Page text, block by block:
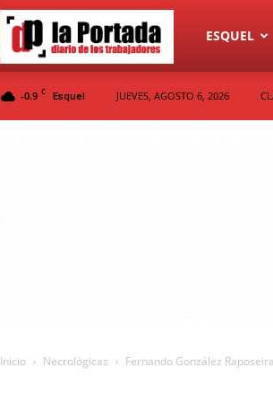
Diario
La
ESQUEL
-0.9 C Esquel JUEVES, AGOSTO 6, 2026
Inicio Necrológicas Fernando González